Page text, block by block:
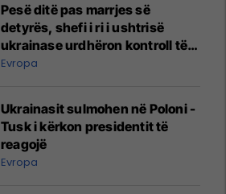
Pesë ditë pas marrjes së
detyrës, shefi i ri i ushtrisë
ukrainase urdhëron kontroll të
madh
Evropa
Ukrainasit sulmohen në Poloni -
Tusk i kërkon presidentit të
reagojë
Evropa